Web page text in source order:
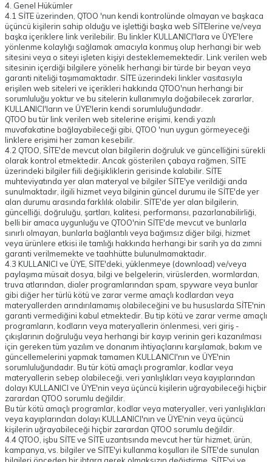
4. Genel Hükümler
4.1 SİTE üzerinden, QTOO 'nun kendi kontrolünde olmayan ve başkaca
üçüncü kişilerin sahip olduğu ve işlettiği başka web SİTElerine ve/veya
başka içeriklere link verilebilir. Bu linkler KULLANICI'lara ve ÜYE'lere
yönlenme kolaylığı sağlamak amacıyla konmuş olup herhangi bir web
sitesini veya o siteyi işleten kişiyi desteklememektedir. Link verilen web
sitesinin içerdiği bilgilere yönelik herhangi bir türde bir beyan veya
garanti niteliği taşımamaktadır. SİTE üzerindeki linkler vasıtasıyla
erişilen web siteleri ve içerikleri hakkında QTOO'nun herhangi bir
sorumluluğu yoktur ve bu sitelerin kullanımıyla doğabilecek zararlar,
KULLANICI'ların ve ÜYE'lerin kendi sorumluluğundadır.
QTOO bu tür link verilen web sitelerine erişimi, kendi yazılı
muvafakatine bağlayabileceği gibi, QTOO 'nun uygun görmeyeceği
linklere erişimi her zaman kesebilir.
4.2 QTOO, SİTE'de mevcut olan bilgilerin doğruluk ve güncelliğini sürekli
olarak kontrol etmektedir. Ancak gösterilen çabaya rağmen, SİTE
üzerindeki bilgiler fiili değişikliklerin gerisinde kalabilir. SİTE
muhteviyatında yer alan materyal ve bilgiler SİTE'ye verildiği anda
sunulmaktadır, ilgili hizmet veya bilginin güncel durumu ile SİTE'de yer
alan durumu arasında farklılık olabilir. SİTE'de yer alan bilgilerin,
güncelliği, doğruluğu, şartları, kalitesi, performansı, pazarlanabilirliği,
belli bir amaca uygunluğu ve QTOO'nin SİTE'de mevcut ve bunlarla
sınırlı olmayan, bunlarla bağlantılı veya bağımsız diğer bilgi, hizmet
veya ürünlere etkisi ile tamlığı hakkında herhangi bir sarih ya da zımni
garanti verilmemekte ve taahhütte bulunulmamaktadır.
4.3 KULLANICI ve ÜYE, SİTE'deki, yüklenmeye (download) ve/veya
paylaşıma müsait dosya, bilgi ve belgelerin, virüslerden, wormlardan,
truva atlarından, dialer programlarından spam, spyware veya bunlar
gibi diğer her türlü kötü ve zarar verme amaçlı kodlardan veya
materyallerden arındırılamamış olabileceğini ve bu hususlarda SİTE'nin
garanti vermediğini kabul etmektedir. Bu tip kötü ve zarar verme amaçlı
programların, kodların veya materyallerin önlenmesi, veri giriş -
çıkışlarının doğruluğu veya herhangi bir kayıp verinin geri kazanılması
için gereken tüm yazılım ve donanım ihtiyaçlarını karşılamak, bakım ve
güncellemelerini yapmak tamamen KULLANICI'nın ve ÜYE'nin
sorumluluğundadır. Bu tür kötü amaçlı programlar, kodlar veya
materyallerin sebep olabileceği, veri yanlışlıkları veya kayıplarından
dolayı KULLANICI ve ÜYE'nin veya üçüncü kişilerin uğrayabileceği hiçbir
zarardan QTOO sorumlu değildir.
Bu tür kötü amaçlı programlar, kodlar veya materyaller, veri yanlışlıkları
veya kayıplarından dolayı KULLANICI'nın ve ÜYE'nin veya üçüncü
kişilerin uğrayabileceği hiçbir zarardan QTOO sorumlu değildir.
4.4 QTOO, işbu SİTE ve SİTE uzantısında mevcut her tür hizmet, ürün,
kampanya, vs. bilgiler ve SİTE'yi kullanma koşulları ile SİTE'de sunulan